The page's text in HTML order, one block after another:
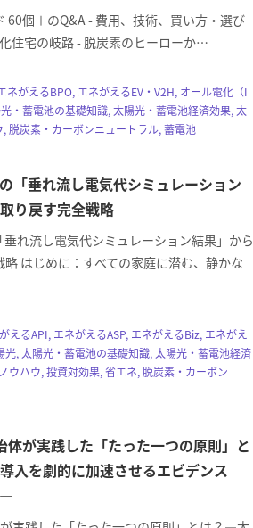
60個＋のQ&A - 費用、技術、買い方・選び
住宅の岐路 - 脱炭素のヒーローか…
ネがえるBPO, エネがえるEV・V2H, オール電化（I
・蓄電池の基礎知識, 太陽光・蓄電池経済効果, 太
脱炭素・カーボンニュートラル, 蓄電池
「垂れ流し電気代シミュレーション
り戻す完全戦略
れ流し電気代シミュレーション結果」から
はじめに：すべての家庭に潜む、静かな
えるAPI, エネがえるASP, エネがえるBiz, エネがえ
光, 太陽光・蓄電池の基礎知識, 太陽光・蓄電池経済
ウハウ, 投資対効果, 省エネ, 脱炭素・カーボン
が実践した「たった一つの原則」と
入を劇的に加速させるエビデンス
―